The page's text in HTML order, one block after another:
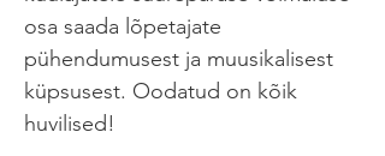
osa saada lõpetajate
pühendumusest ja muusikalisest
küpsusest. Oodatud on kõik
huvilised!